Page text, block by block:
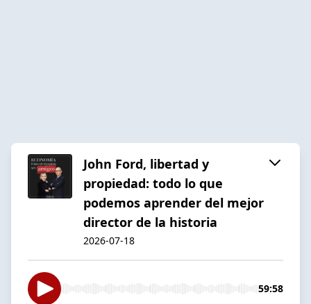
John Ford, libertad y
propiedad: todo lo que
podemos aprender del mejor
director de la historia
2026-07-18
59:58